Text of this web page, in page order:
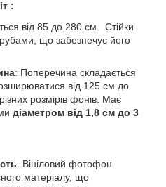
:
від 85 до 280 см.
Стійки
що забезпечує його
: Поперечина складається
від 125 см до
розмірів фонів. Має
діаметром від 1,8 см до 3
. Вініловий фотофон
матеріалу, що